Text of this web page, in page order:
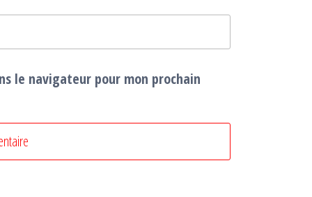
le navigateur pour mon prochain